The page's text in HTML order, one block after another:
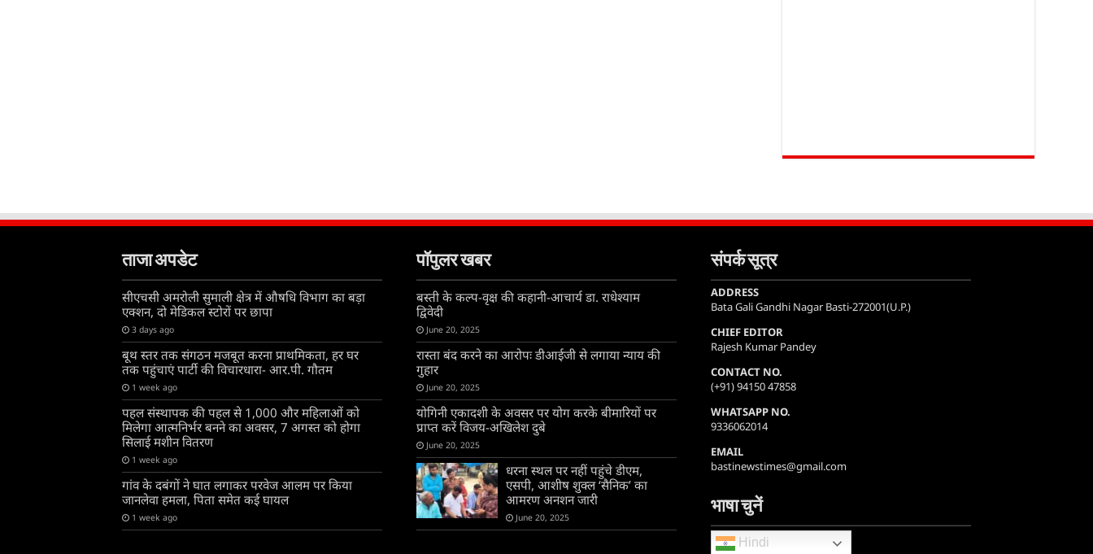
ताजा अपडेट
सीएचसी अमरोली सुमाली क्षेत्र में औषधि विभाग का बड़ा
एक्शन, दो मेडिकल स्टोरों पर छापा
3 days ago
बूथ स्तर तक संगठन मजबूत करना प्राथमिकता, हर घर
तक पहुंचाएं पार्टी की विचारधारा- आर.पी. गौतम
1 week ago
पहल संस्थापक की पहल से 1,000 और महिलाओं को
मिलेगा आत्मनिर्भर बनने का अवसर, 7 अगस्त को होगा
सिलाई मशीन वितरण
1 week ago
गांव के दबंगों ने घात लगाकर परवेज आलम पर किया
जानलेवा हमला, पिता समेत कई घायल
1 week ago
पॉपुलर खबर
बस्ती के कल्प-वृक्ष की कहानी-आचार्य डा. राधेश्याम
द्विवेदी
June 20, 2025
रास्ता बंद करने का आरोपः डीआईजी से लगाया न्याय की
गुहार
June 20, 2025
योगिनी एकादशी के अवसर पर योग करके बीमारियों पर
प्राप्त करें विजय-अखिलेश दुबे
June 20, 2025
धरना स्थल पर नहीं पहुंचे डीएम,
एसपी, आशीष शुक्ल ‘सैनिक’ का
आमरण अनशन जारी
June 20, 2025
संपर्क सूत्र
ADDRESS
Bata Gali Gandhi Nagar Basti-272001(U.P.)
CHIEF EDITOR
Rajesh Kumar Pandey
CONTACT NO.
(+91) 94150 47858
WHATSAPP NO.
9336062014
EMAIL
bastinewstimes@gmail.com
भाषा चुनें
Hindi